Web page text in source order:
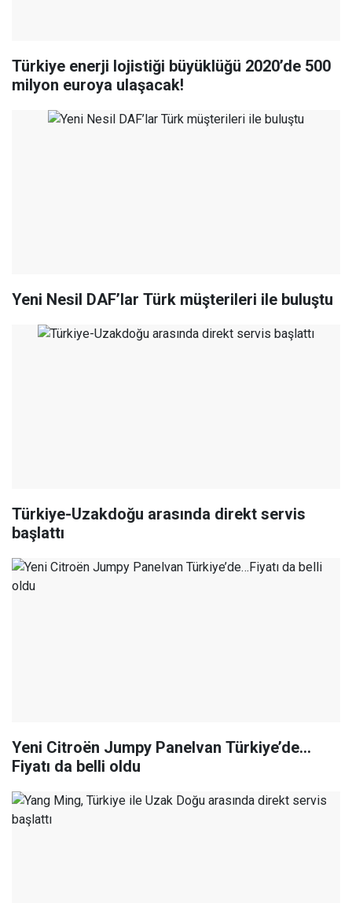
Türkiye enerji lojistiği büyüklüğü 2020’de 500
milyon euroya ulaşacak!
Yeni Nesil DAF’lar Türk müşterileri ile buluştu
Türkiye-Uzakdoğu arasında direkt servis
başlattı
Yeni Citroën Jumpy Panelvan Türkiye’de…
Fiyatı da belli oldu